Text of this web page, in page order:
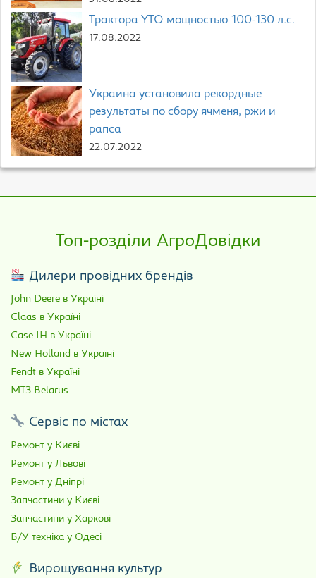
Трактора YTO мощностью 100-130 л.с.
17.08.2022
Украина установила рекордные
результаты по сбору ячменя, ржи и
рапса
22.07.2022
Топ-розділи АгроДовідки
Дилери провідних брендів
John Deere в Україні
Claas в Україні
Case IH в Україні
New Holland в Україні
Fendt в Україні
МТЗ Belarus
Сервіс по містах
Ремонт у Києві
Ремонт у Львові
Ремонт у Дніпрі
Запчастини у Києві
Запчастини у Харкові
Б/У техніка у Одесі
Вирощування культур